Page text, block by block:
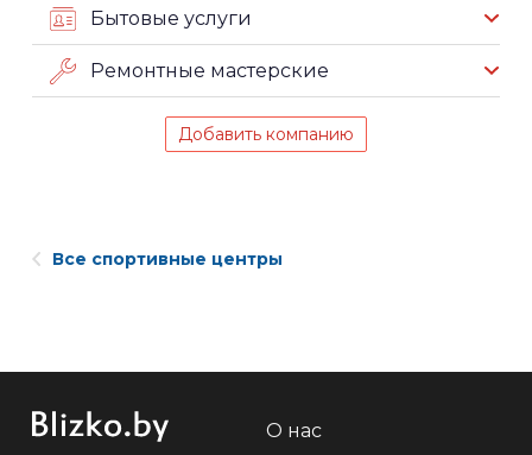
Бытовые услуги
Ремонтные мастерские
Добавить компанию
Все спортивные центры
О нас